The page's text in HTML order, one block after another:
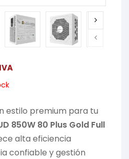
estilo premium para tu
850W 80 Plus Gold Full
alta eficiencia
confiable y gestión